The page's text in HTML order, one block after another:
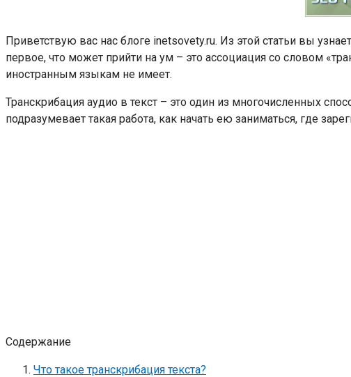
Приветствую вас нас блоге inetsovety.ru. Из этой статьи вы
первое, что может прийти на ум – это ассоциация со словом
иностранным языкам не имеет.
Транскрибация аудио в текст – это один из многочисленных
подразумевает такая работа, как начать ею заниматься, где
Содержание
Что такое транскрибация текста?